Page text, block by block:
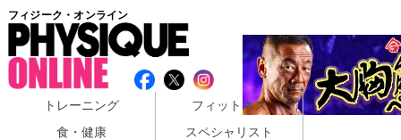
フィジーク・オンライン
トレーニング
フィットネス
食・健康
スペシャリスト